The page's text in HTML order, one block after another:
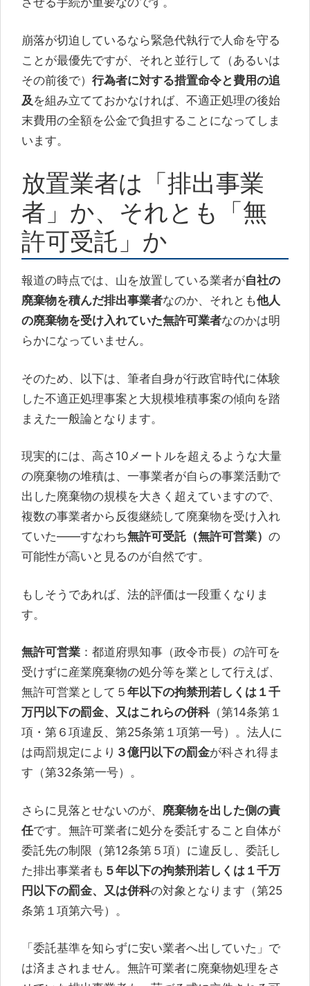
崩落が切迫しているなら緊急代執行で人命を守る
ことが最優先ですが、それと並行して（あるいは
その前後で） 行為者に対する措置命令と費用の追
及 を組み立てておかなければ、不適正処理の後始
末費用の全額を公金で負担することになってしま
います。
放置業者は「排出事業
者」か、それとも「無
許可受託」か
報道の時点では、山を放置している業者が自社の
廃棄物を積んだ排出事業者なのか、それとも他人
の廃棄物を受け入れていた無許可業者なのかは明
らかになっていません。
そのため、以下は、筆者自身が行政官時代に体験
した不適正処理事案と大規模堆積事案の傾向を踏
まえた一般論となります。
現実的には、高さ10メートルを超えるような大量
の廃棄物の堆積は、一事業者が自らの事業活動で
出した廃棄物の規模を大きく超えていますので、
複数の事業者から反復継続して廃棄物を受け入れ
ていた――すなわち無許可受託（無許可営業） の
可能性が高いと見るのが自然です。
もしそうであれば、法的評価は一段重くなりま
す。
無許可営業 ：都道府県知事（政令市長）の許可を
受けずに産業廃棄物の処分等を業として行えば、
無許可営業として５ 年以下の拘禁刑若しくは１千
万円以下の罰金、又はこれらの併科（第14条第１
項・第６項違反、第25条第１項第一号）。法人に
は両罰規定により ３億円以下の罰金が科され得ま
す（第32条第一号）。
さらに見落とせないのが、 廃棄物を出した側の責
任です。無許可業者に処分を委託すること自体が
委託先の制限（第12条第５項）に違反し、委託し
た排出事業者も ５年以下の拘禁刑若しくは１千万
円以下の罰金、又は併科の対象となります（第25
条第１項第六号）。
「委託基準を知らずに安い業者へ出していた」で
は済まされません。無許可業者に廃棄物処理をさ